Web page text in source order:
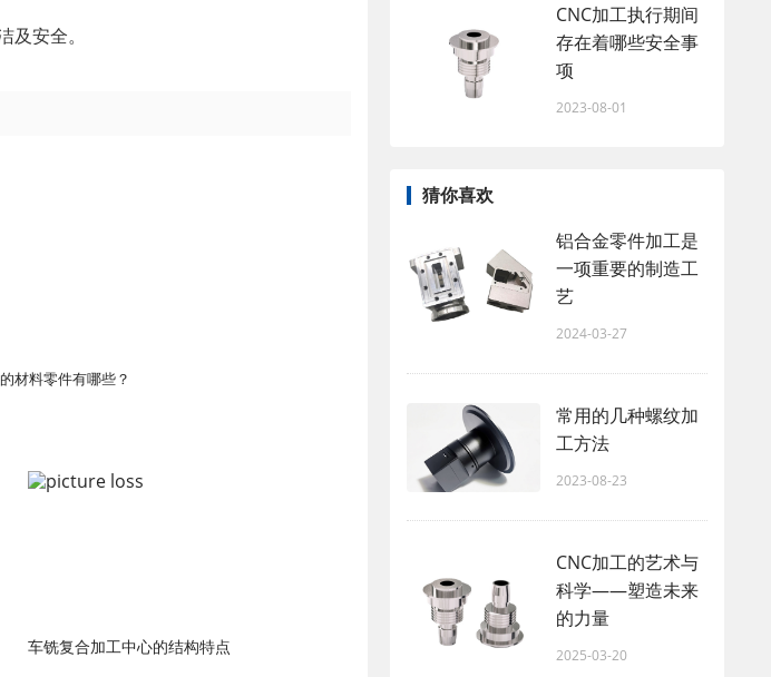
安全。
材料零件有哪些？
车铣复合加工中心的结构特点
CNC加工执行期间
存在着哪些安全事
项
2023-08-01
猜你喜欢
铝合金零件加工是
一项重要的制造工
艺
2024-03-27
常用的几种螺纹加
工方法
2023-08-23
CNC加工的艺术与
科学——塑造未来
的力量
2025-03-20